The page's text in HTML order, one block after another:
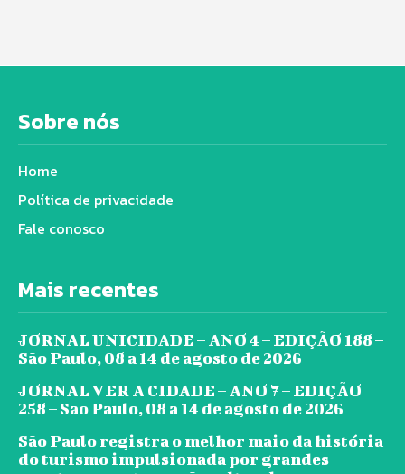
Sobre nós
Home
Política de privacidade
Fale conosco
Mais recentes
JORNAL UNICIDADE – ANO 4 – EDIÇÃO 188 –
São Paulo, 08 a 14 de agosto de 2026
JORNAL VER A CIDADE – ANO 7 – EDIÇÃO
258 – São Paulo, 08 a 14 de agosto de 2026
São Paulo registra o melhor maio da história
do turismo impulsionada por grandes